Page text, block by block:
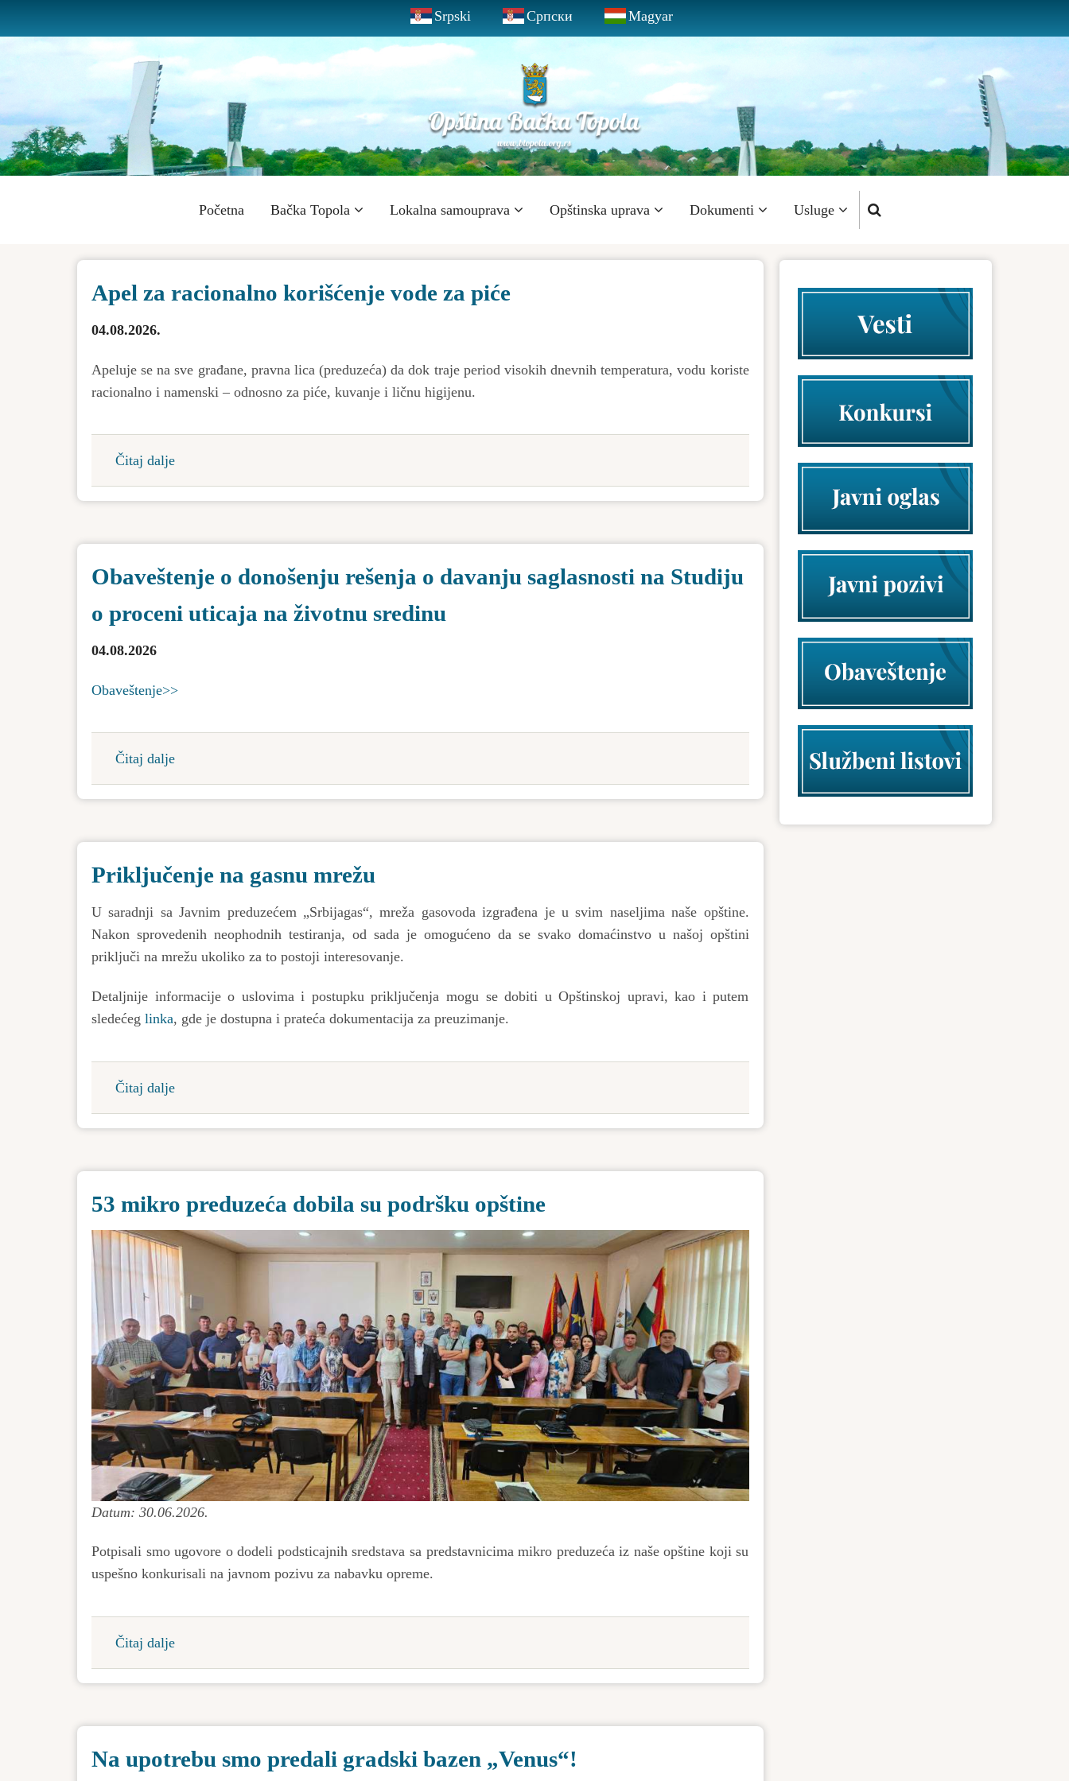
to
main
content
Srpski Српски Magyar
Main
Početna Bačka Topola Lokalna samouprava Opštinska uprava Dokumenti Usluge
Apel za racionalno korišćenje vode za piće
04.08.2026.
Apeluje se na sve građane, pravna lica (preduzeća) da dok traje period visokih dnevnih temperatura, vodu koriste
racionalno i namenski – odnosno za piće, kuvanje i ličnu higijenu.
Čitaj dalje
Apel
za
vode
piće
Obaveštenje o donošenju rešenja o davanju saglasnosti na Studiju
o proceni uticaja na životnu sredinu
04.08.2026
Obaveštenje>>
Čitaj dalje
Obaveštenje
o
o
davanju
saglasnosti
na
Studiju
proceni
uticaja
Priključenje na gasnu mrežu
U saradnji sa Javnim preduzećem „Srbijagas“, mreža gasovoda izgrađena je u svim naseljima naše opštine.
Nakon sprovedenih neophodnih testiranja, od sada je omogućeno da se svako domaćinstvo u našoj opštini
priključi na mrežu ukoliko za to postoji interesovanje.
Detaljnije informacije o uslovima i postupku priključenja mogu se dobiti u Opštinskoj upravi, kao i putem
sledećeg linka, gde je dostupna i prateća dokumentacija za preuzimanje.
Čitaj dalje
Priključenje
na
mrežu
53 mikro preduzeća dobila su podršku opštine
Datum: 30.06.2026.
Potpisali smo ugovore o dodeli podsticajnih sredstava sa predstavnicima mikro preduzeća iz naše opštine koji su
uspešno konkurisali na javnom pozivu za nabavku opreme.
Čitaj dalje
53
mikro
dobila
su
Na upotrebu smo predali gradski bazen „Venus“!